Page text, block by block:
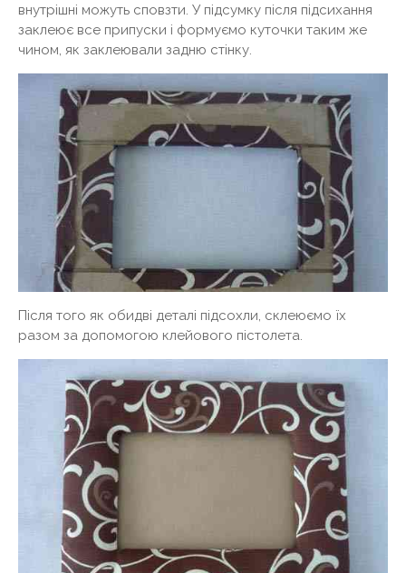
внутрішні можуть сповзти. У підсумку після підсихання
заклеює все припуски і формуємо куточки таким же
чином, як заклеювали задню стінку.
Після того як обидві деталі підсохли, склеюємо їх
разом за допомогою клейового пістолета.